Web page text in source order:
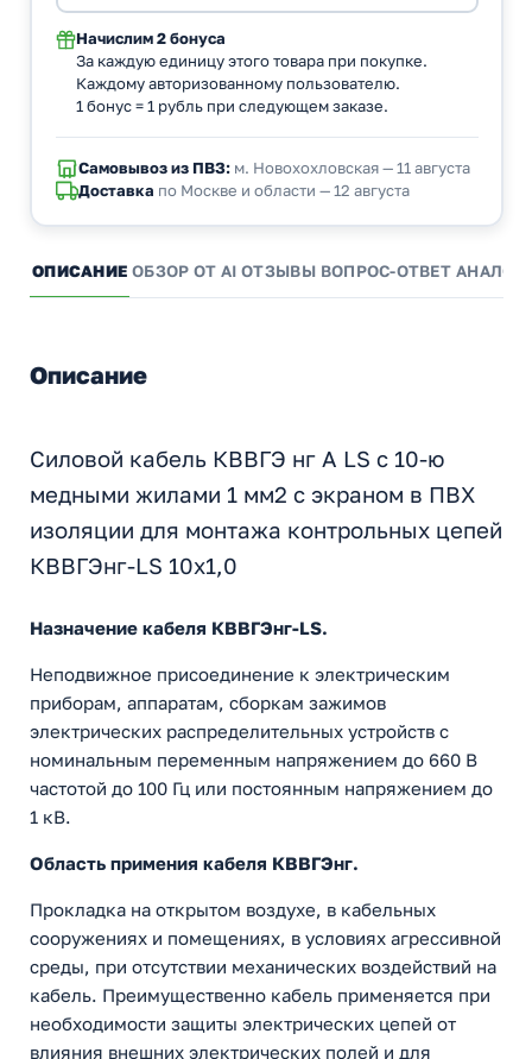
Начислим 2 бонуса
За каждую единицу этого товара при покупке.
Каждому авторизованному пользователю.
1 бонус = 1 рубль при следующем заказе.
Самовывоз из ПВЗ:м. Новохохловская — 11 августа
Доставка по Москве и области — 12 августа
ОПИСАНИЕ ОБЗОР ОТ AI ОТЗЫВЫ ВОПРОС-ОТВЕТ
Описание
Силовой кабель КВВГЭ нг А LS с 10-ю
медными жилами 1 мм2 с экраном в ПВХ
изоляции для монтажа контрольных цепей
КВВГЭнг-LS 10х1,0
Назначение кабеля КВВГЭнг-LS.
Неподвижное присоединение к электрическим
приборам, аппаратам, сборкам зажимов
электрических распределительных устройств с
номинальным переменным напряжением до 660 В
частотой до 100 Гц или постоянным напряжением до
1 кВ.
Область примения кабеля КВВГЭнг.
Прокладка на открытом воздухе, в кабельных
сооружениях и помещениях, в условиях агрессивной
среды, при отсутствии механических воздействий на
кабель. Преимущественно кабель применяется при
необходимости защиты электрических цепей от
влияния внешних электрических полей и для